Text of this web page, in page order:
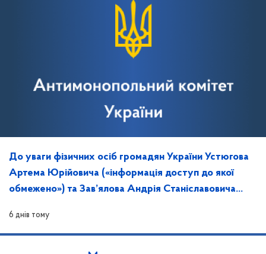
До уваги фізичних осіб громадян України Устюгова
Артема Юрійовича («інформація доступ до якої
обмежено») та Зав’ялова Андрія Станіславовича
6 днів тому